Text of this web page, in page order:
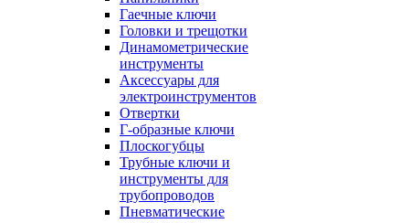
Гаечные ключи
Головки и трещотки
Динамометрические
инструменты
Аксессуары для
электроинструментов
Отвертки
Г-образные ключи
Плоскогубцы
Трубные ключи и
инструменты для
трубопроводов
Пневматические